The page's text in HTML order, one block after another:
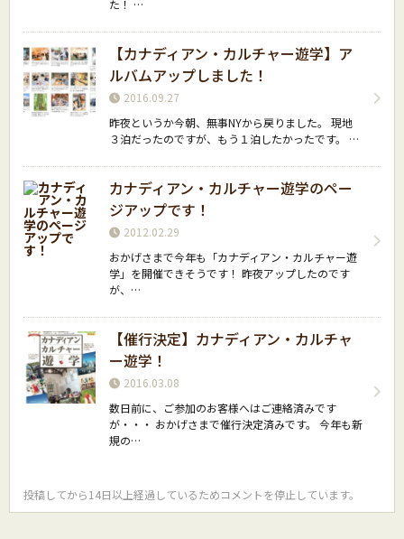
た！ …
【カナディアン・カルチャー遊学】ア
ルバムアップしました！
2016.09.27
昨夜というか今朝、無事NYから戻りました。 現地
３泊だったのですが、もう１泊したかったです。 …
カナディアン・カルチャー遊学のペー
ジアップです！
2012.02.29
おかげさまで今年も「カナディアン・カルチャー遊
学」を開催できそうです！ 昨夜アップしたのです
が、…
【催行決定】カナディアン・カルチャ
ー遊学！
2016.03.08
数日前に、ご参加のお客様へはご連絡済みです
が・・・ おかげさまで催行決定済みです。 今年も新
規の…
投稿してから14日以上経過しているためコメントを停止しています。